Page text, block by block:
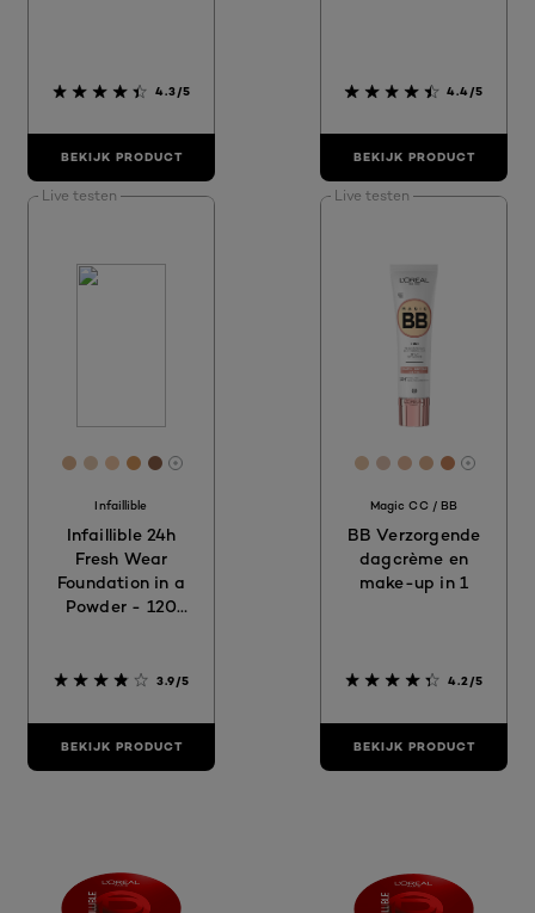
4.3/5
BEKIJK PRODUCT
4.4/5
BEKIJK PRODUCT
Live testen
[Color]: #DAAF8B
[Color]: #E2C6AB
[Color]: #EEC4A2
[Color]: #D6975D
[Color]: #8E6149
More shades are available
Infaillible
Infaillible 24h
Fresh Wear
Foundation in a
Powder - 120
3.9/5
BEKIJK PRODUCT
Live testen
[Color]: #e3c1a1
[Color]: #debfad
[Color]:
[Color]:
[Color]:
More
Magic CC / BB
BB Verzorgende
dagcrème en
make-up in 1
4.2/5
BEKIJK PRODUCT